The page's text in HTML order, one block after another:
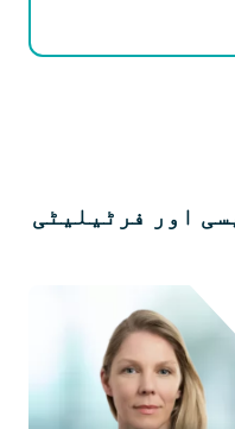
اور فرٹیلیٹی